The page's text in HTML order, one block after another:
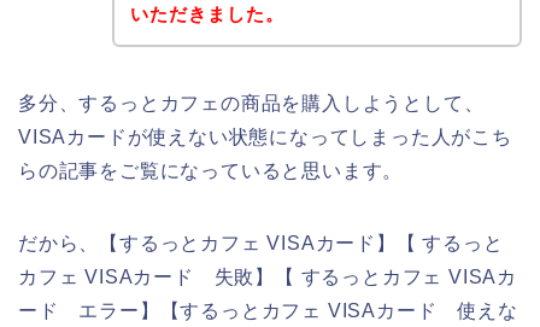
いただきました。
多分、するっとカフェの商品を購入しようとして、
VISAカードが使えない状態になってしまった人がこち
らの記事をご覧になっていると思います。
だから、【するっとカフェ VISAカード】【 するっと
カフェ VISAカード 失敗】【 するっとカフェ VISAカ
ード エラー】【するっとカフェ VISAカード 使えな